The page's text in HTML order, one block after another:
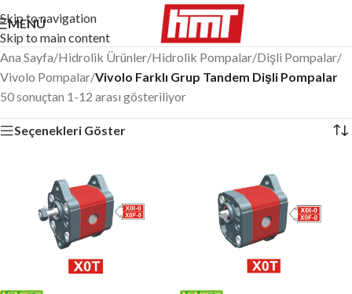
Skip to navigation
Skip to main content
MENÜ
Ana Sayfa/Hidrolik Ürünler/Hidrolik Pompalar/Dişli Pompalar/
Vivolo Pompalar/Vivolo Farklı Grup Tandem Dişli Pompalar
50 sonuçtan 1-12 arası gösteriliyor
Seçenekleri Göster